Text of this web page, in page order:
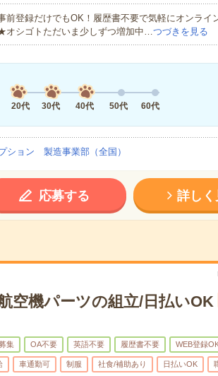
登録だけでもOK！履歴書不要で気軽にオンライ
オシゴトただいま少しずつ増加中…つづきを見る
20代
30代 40代 50代 60代
ション 製造事業部（全国）
応募する 詳しく
空機パーツの組立/日払いOK
集 OA不要 英語不要 履歴書不要 WEB登録
車通勤可 制服 社食/補助あり 日払いOK